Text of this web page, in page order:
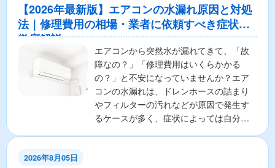
【2026年最新版】エアコンの水漏れ原因と対処
法｜修理費用の相場・業者に依頼すべき症状も
徹底解説
エアコンから突然水が漏れてきて、「故
障なの？」「修理費用はいくらかかる
の？」と不安になっていませんか？エア
コンの水漏れは、ドレンホースの詰まり
やフィルターの汚れなどが原因で発生す
るケースが多く、症状によっては自分で
2026年8月05日